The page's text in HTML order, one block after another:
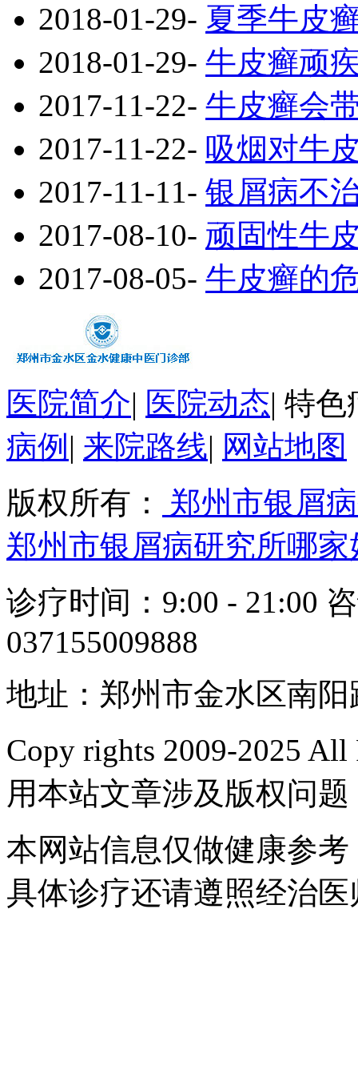
2018-01-29- 夏季牛皮
2018-01-29- 牛皮癣顽
2017-11-22- 牛皮癣会
2017-11-22- 吸烟对牛
2017-11-11- 银屑病不
2017-08-10- 顽固性牛
2017-08-05- 牛皮癣的
医院简介| 医院动态| 特色
病例 | 来院路线| 网站地图
版权所有：
郑州市银屑
郑州市银屑病研究所哪家
诊疗时间：9:00 - 21:00
037155009888
地址：郑州市金水区南阳
Copy rights 2009-2025
用本站文章涉及版权问
本网站信息仅做健康参
具体诊疗还请遵照经治医